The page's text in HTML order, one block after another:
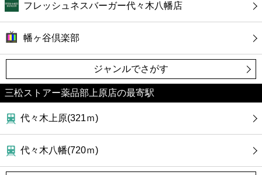
フレッシュネスバーガー代々木八幡店
幡ヶ谷倶楽部
ジャンルでさがす
三松ストアー薬品部上原店の最寄駅
代々木上原(321ｍ)
代々木八幡(720ｍ)